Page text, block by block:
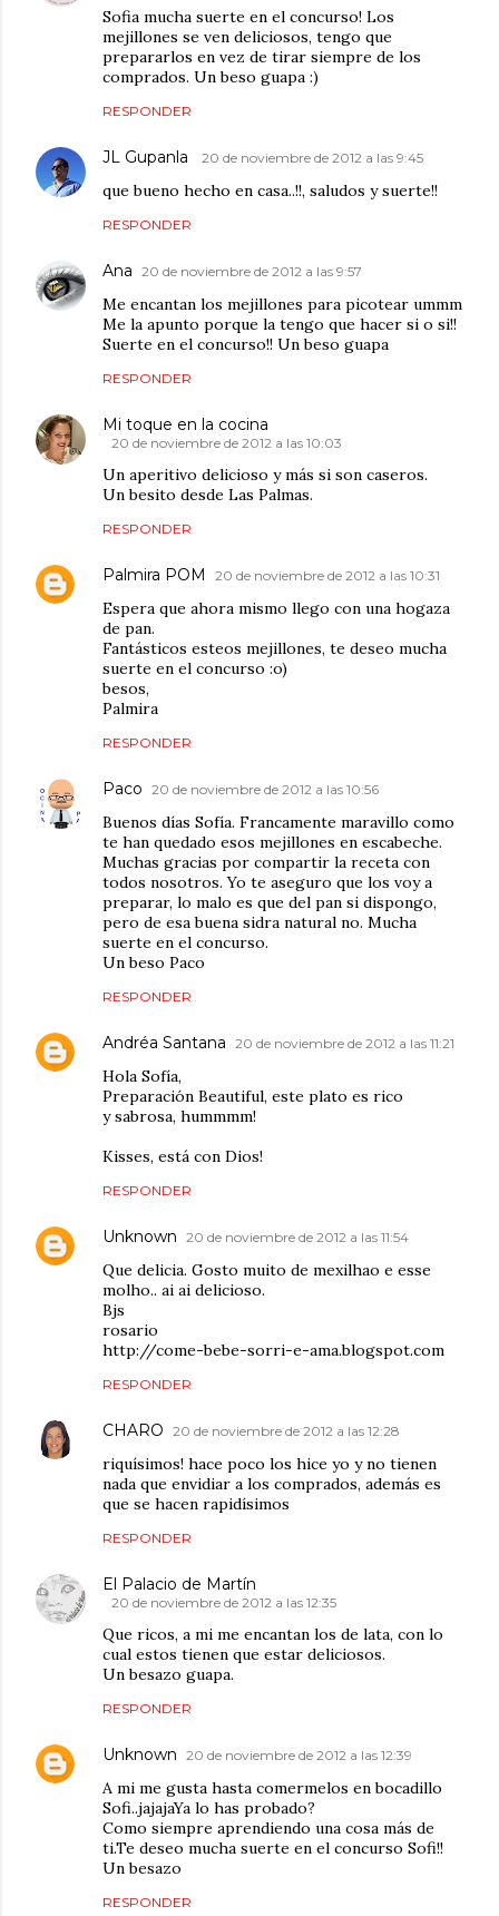
Sofia mucha suerte en el concurso! Los
mejillones se ven deliciosos, tengo que
prepararlos en vez de tirar siempre de los
comprados. Un beso guapa :)
RESPONDER
JL Gupanla 20 de noviembre de 2012 a las 9:45
que bueno hecho en casa..!!, saludos y suerte!!
RESPONDER
Ana 20 de noviembre de 2012 a las 9:57
Me encantan los mejillones para picotear ummm
Me la apunto porque la tengo que hacer si o si!!
Suerte en el concurso!! Un beso guapa
RESPONDER
Mi toque en la cocina
20 de noviembre de 2012 a las 10:03
Un aperitivo delicioso y más si son caseros.
Un besito desde Las Palmas.
RESPONDER
Palmira POM 20 de noviembre de 2012 a las 10:31
Espera que ahora mismo llego con una hogaza
de pan.
Fantásticos esteos mejillones, te deseo mucha
suerte en el concurso :o)
besos,
Palmira
RESPONDER
Paco 20 de noviembre de 2012 a las 10:56
Buenos días Sofía. Francamente maravillo como
te han quedado esos mejillones en escabeche.
Muchas gracias por compartir la receta con
todos nosotros. Yo te aseguro que los voy a
preparar, lo malo es que del pan si dispongo,
pero de esa buena sidra natural no. Mucha
suerte en el concurso.
Un beso Paco
RESPONDER
Andréa Santana 20 de noviembre de 2012 a las 11:21
Hola Sofía,
Preparación Beautiful, este plato es rico
y sabrosa, hummmm!
Kisses, está con Dios!
RESPONDER
Unknown 20 de noviembre de 2012 a las 11:54
Que delicia. Gosto muito de mexilhao e esse
molho.. ai ai delicioso.
Bjs
rosario
http://come-bebe-sorri-e-ama.blogspot.com
RESPONDER
CHARO 20 de noviembre de 2012 a las 12:28
riquísimos! hace poco los hice yo y no tienen
nada que envidiar a los comprados, además es
que se hacen rapidísimos
RESPONDER
El Palacio de Martín
20 de noviembre de 2012 a las 12:35
Que ricos, a mi me encantan los de lata, con lo
cual estos tienen que estar deliciosos.
Un besazo guapa.
RESPONDER
Unknown 20 de noviembre de 2012 a las 12:39
A mi me gusta hasta comermelos en bocadillo
Sofi..jajajaYa lo has probado?
Como siempre aprendiendo una cosa más de
ti.Te deseo mucha suerte en el concurso Sofi!!
Un besazo
RESPONDER